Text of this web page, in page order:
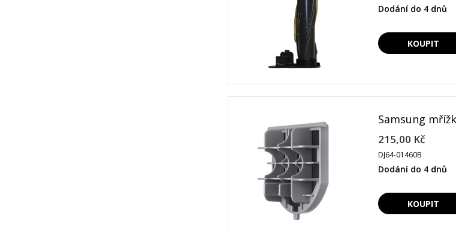
Dodání do 4 dnů
Samsung
215,00 Kč
DJ64-01460B
Dodání do 4 dnů